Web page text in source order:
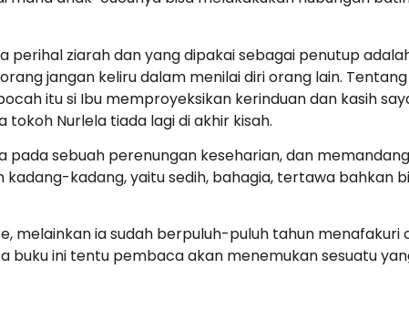
ziarah dan yang dipakai sebagai penutup
jangan keliru dalam menilai diri orang lain.
itu si Ibu memproyeksikan kerinduan dan kasih
Nurlela tiada lagi di akhir kisah.
sebuah perenungan keseharian, dan
kadang, yaitu sedih, bahagia, tertawa bahkan
melainkan ia sudah berpuluh-puluh tahun
buku ini tentu pembaca akan menemukan sesuatu